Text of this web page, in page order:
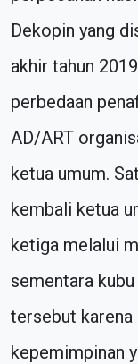
Dekopin yang
akhir tahun
perbedaan
AD/ART
ketua umum.
kembali ketua
ketiga melalui
sementara
tersebut
kepemimpinan